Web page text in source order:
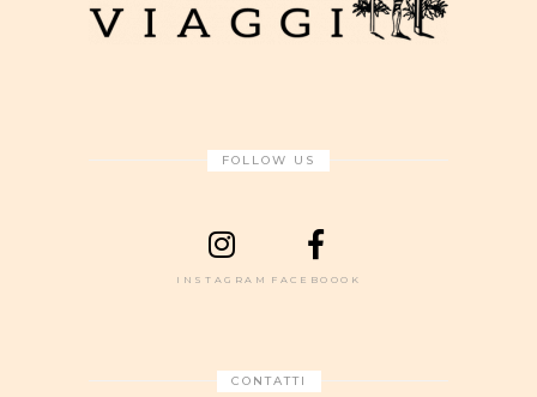
FOLLOW US
INSTAGRAM FACEBOOOK
CONTATTI